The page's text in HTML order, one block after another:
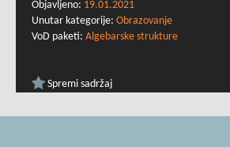
Objavljeno: 19.01.2021
Unutar kategorije: Obrazovanje
VoD paketi: Algebarske strukture
Spremi sadržaj